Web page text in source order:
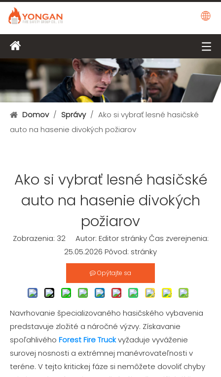
Domov / Správy / Ako si vybrať lesné hasičské
auto na hasenie divokých požiarov
Ako si vybrať lesné hasičské
auto na hasenie divokých
požiarov
Zobrazenia: 32Autor: Editor stránky Čas zverejnenia:
25.05.2026 Pôvod: stránky
Opýtajte sa
Navrhovanie špecializovaného hasičského vybavenia
predstavuje zložité a náročné výzvy. Získavanie
spoľahlivého Forest Fire Truckvyžaduje vyváženie
surovej nosnosti a extrémnej manévrovateľnosti v
teréne. V tejto kritickej fáze si nemôžete dovoliť chyby